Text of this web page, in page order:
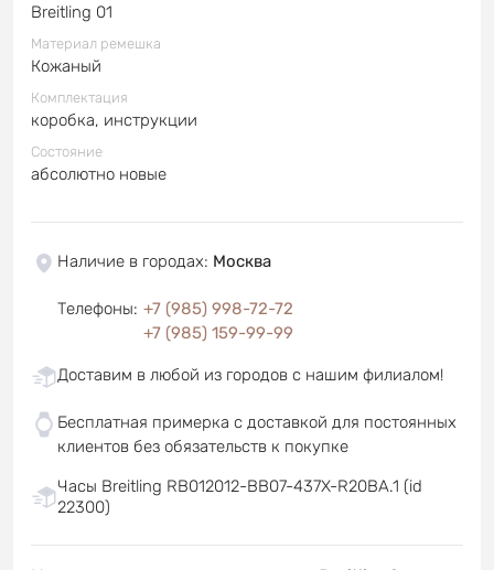
Breitling 01
Материал ремешка
Кожаный
Комплектация
коробка, инструкции
Состояние
абсолютно новые
Наличие в городах: Москва
Телефоны: +7 (985) 998-72-72
+7 (985) 159-99-99
Доставим в любой из городов с нашим филиалом!
Бесплатная примерка с доставкой для постоянных
клиентов без обязательств к покупке
Часы Breitling RB012012-BB07-437X-R20BA.1 (id
22300)